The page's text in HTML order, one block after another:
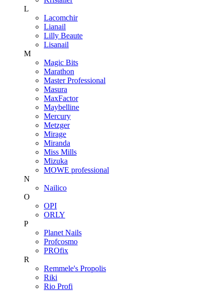
L
Lacomchir
Lianail
Lilly Beaute
Lisanail
M
Magic Bits
Marathon
Master Professional
Masura
MaxFactor
Maybelline
Mercury
Metzger
Mirage
Miranda
Miss Mills
Mizuka
MOWE professional
N
Nailico
O
OPI
ORLY
P
Planet Nails
Profcosmo
PROfix
R
Remmele's Propolis
Riki
Rio Profi